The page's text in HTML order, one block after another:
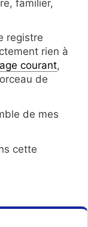
familier,
registre
rien à
courant,
de
de mes
cette